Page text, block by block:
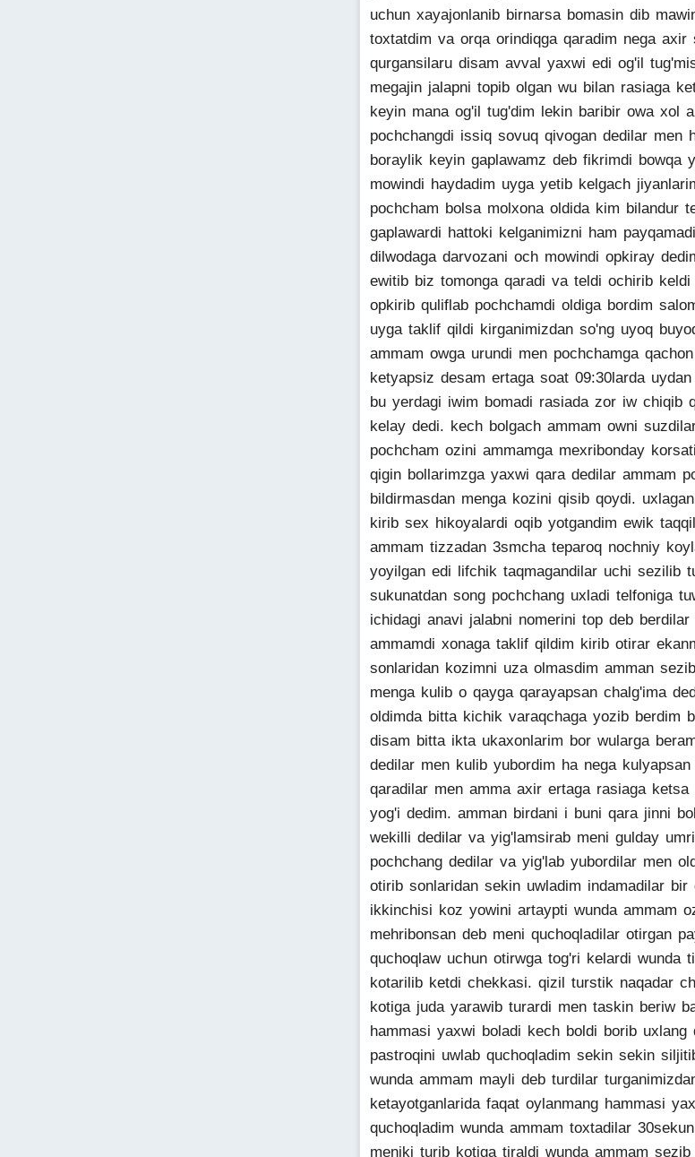
uchun xayajonlanib birnarsa bomasin dib
toxtatdim va orqa orindiqga qaradim nega axir
qurgansilaru disam avval yaxwi edi og'il
megajin jalapni topib olgan wu bilan rasiaga
keyin mana og'il tug'dim lekin baribir owa xol
pochchangdi issiq sovuq qivogan dedilar men
boraylik keyin gaplawamz deb fikrimdi bowqa
mowindi haydadim uyga yetib kelgach
pochcham bolsa molxona oldida kim bilandur
gaplawardi hattoki kelganimizni ham
dilwodaga darvozani och mowindi opkiray
ewitib biz tomonga qaradi va teldi ochirib keldi
opkirib quliflab pochchamdi oldiga bordim
uyga taklif qildi kirganimizdan so'ng uyoq
ammam owga urundi men pochchamga
ketyapsiz desam ertaga soat 09:30larda
bu yerdagi iwim bomadi rasiada zor iw chiqib
kelay dedi. kech bolgach ammam owni
pochcham ozini ammamga mexribonday
qigin bollarimzga yaxwi qara dedilar ammam
bildirmasdan menga kozini qisib qoydi.
kirib sex hikoyalardi oqib yotgandim ewik
ammam tizzadan 3smcha teparoq nochniy
yoyilgan edi lifchik taqmagandilar uchi sezilib
sukunatdan song pochchang uxladi telfoniga
ichidagi anavi jalabni nomerini top deb
ammamdi xonaga taklif qildim kirib otirar
sonlaridan kozimni uza olmasdim amman
menga kulib o qayga qarayapsan chalg'ima
oldimda bitta kichik varaqchaga yozib berdim
disam bitta ikta ukaxonlarim bor wularga
dedilar men kulib yubordim ha nega
qaradilar men amma axir ertaga rasiaga ketsa
yog'i dedim. amman birdani i buni qara jinni
wekilli dedilar va yig'lamsirab meni gulday
pochchang dedilar va yig'lab yubordilar men
otirib sonlaridan sekin uwladim indamadilar bir
ikkinchisi koz yowini artaypti wunda ammam
mehribonsan deb meni quchoqladilar otirgan
quchoqlaw uchun otirwga tog'ri kelardi wunda
kotarilib ketdi chekkasi. qizil turstik naqadar
kotiga juda yarawib turardi men taskin beriw
hammasi yaxwi boladi kech boldi borib uxlang
pastroqini uwlab quchoqladim sekin sekin
wunda ammam mayli deb turdilar
ketayotganlarida faqat oylanmang hammasi
quchoqladim wunda ammam toxtadilar
meniki turib kotiga tiraldi wunda ammam